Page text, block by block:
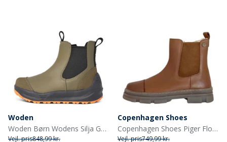
Woden
Woden Børn Wodens Silja Gummistøvler 295 Dark Olive
Vejl. pris848,99 kr.
Copenhagen Shoes
Copenhagen Shoes Piger Flotte Lave Støvler 112 Cognac
Vejl. pris749,99 kr.